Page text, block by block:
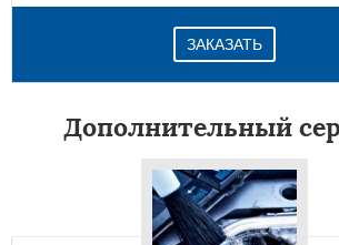
ЗАКАЗАТЬ
Дополнительный